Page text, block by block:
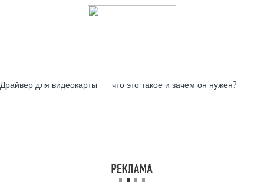
Драйвер для видеокарты — что это такое и зачем он нужен?